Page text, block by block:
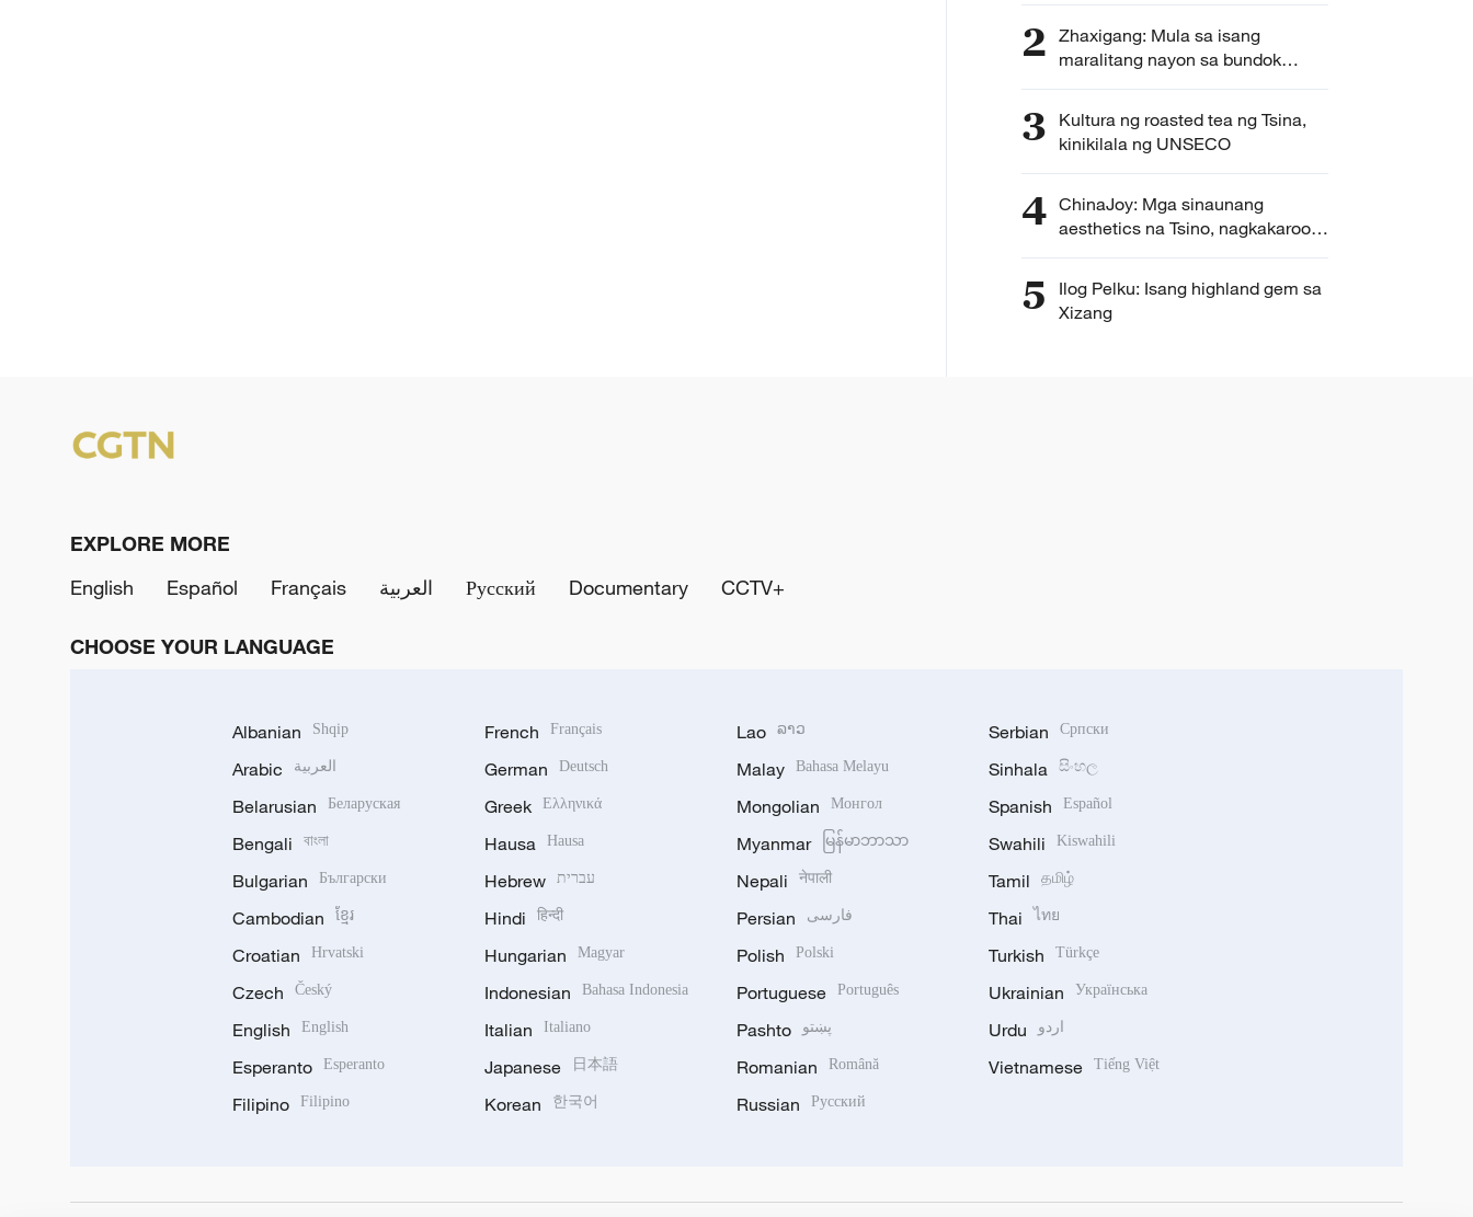
2 Zhaxigang: Mula sa isang
maralitang nayon sa bundok
hanggang sa isang bantog na
3
Kultura ng roasted tea ng Tsina,
kinikilala ng UNSECO
4 ChinaJoy: Mga sinaunang
aesthetics na Tsino, nagkakaroon
ng mga bagong anyo
5
Ilog Pelku: Isang highland gem sa
Xizang
EXPLORE MORE
English
Español Français العربية Русский Documentary CCTV+
CHOOSE YOUR LANGUAGE
Albanian Shqip
Arabic العربية
Belarusian Беларуская
Bengali বাংলা
Bulgarian Български
Cambodian ខ្មែរ
Croatian Hrvatski
Czech Český
English English
Esperanto Esperanto
Filipino Filipino
French Français
German Deutsch
Greek Ελληνικά
Hausa Hausa
Hebrew עברית
Hindi हिन्दी
Hungarian Magyar
Indonesian Bahasa Indonesia
Italian Italiano
Japanese 日本語
Korean 한국어
Lao ລາວ
Malay Bahasa Melayu
Mongolian Монгол
Myanmar မြန်မာဘာသာ
Nepali नेपाली
Persian فارسی
Polish Polski
Portuguese Português
Pashto پښتو
Romanian Română
Russian Русский
Serbian Српски
Sinhala සිංහල
Spanish Español
Swahili Kiswahili
Tamil தமிழ்
Thai ไทย
Turkish Türkçe
Ukrainian Українська
Urdu اردو
Vietnamese Tiếng Việt